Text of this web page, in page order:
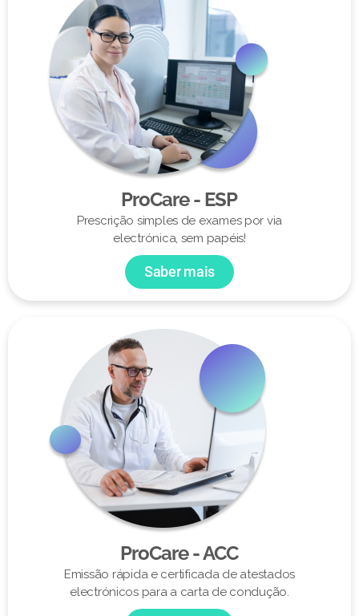
ProCare - ESP
Prescrição simples de exames por via
electrónica, sem papéis!
Saber mais
ProCare - ACC
Emissão rápida e certificada de atestados
electrónicos para a carta de condução.